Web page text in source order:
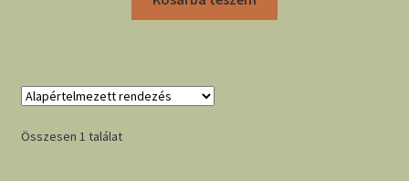
Összesen 1 találat